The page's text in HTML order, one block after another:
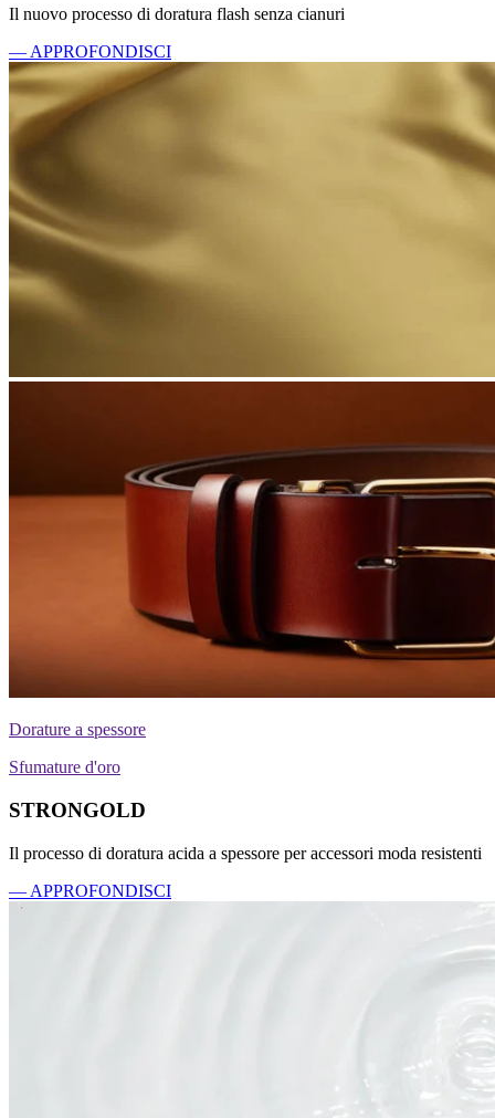
Il nuovo processo di doratura flash senza cianuri
— APPROFONDISCI
Dorature a spessore
Sfumature d'oro
STRONGOLD
Il processo di doratura acida a spessore per accessori moda resistenti
— APPROFONDISCI